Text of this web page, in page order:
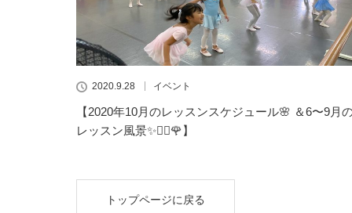
2020.9.28 イベント
【2020年10月のレッスンスケジュール🌸 ＆6〜9月
レッスン風景✨👯‍♀️🌹】
トップページに戻る